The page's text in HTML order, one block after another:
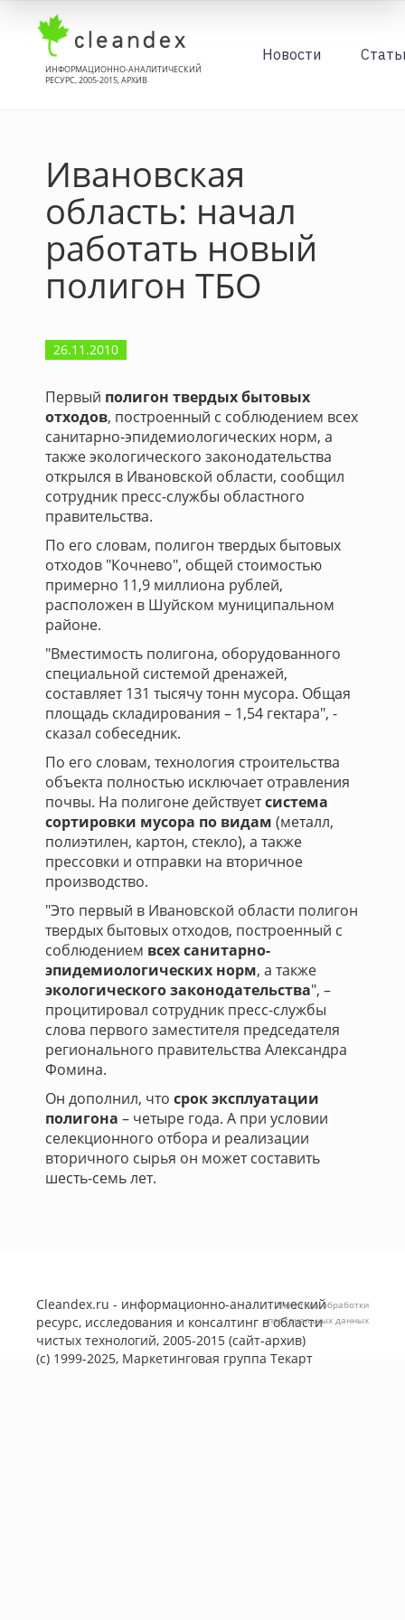
ИНФОРМАЦИОННО-АНАЛИТИЧЕСКИЙ
РЕСУРС, 2005-2015, АРХИВ
Новости
Ивановская
область: начал
работать новый
полигон ТБО
26.11.2010
Первый полигон твердых бытовых
отходов, построенный с соблюдением всех
санитарно-эпидемиологических норм, а
также экологического законодательства
открылся в Ивановской области, сообщил
сотрудник пресс-службы областного
правительства.
По его словам, полигон твердых бытовых
отходов "Кочнево", общей стоимостью
примерно 11,9 миллиона рублей,
расположен в Шуйском муниципальном
районе.
"Вместимость полигона, оборудованного
специальной системой дренажей,
составляет 131 тысячу тонн мусора. Общая
площадь складирования – 1,54 гектара", -
сказал собеседник.
По его словам, технология строительства
объекта полностью исключает отравления
почвы. На полигоне действуетсистема
сортировки мусора по видам (металл,
полиэтилен, картон, стекло), а также
прессовки и отправки на вторичное
производство.
"Это первый в Ивановской области полигон
твердых бытовых отходов, построенный с
соблюдением всех санитарно-
эпидемиологических норм, а также
экологического законодательства", –
процитировал сотрудник пресс-службы
слова первого заместителя председателя
регионального правительства Александра
Фомина.
Он дополнил, что срок эксплуатации
полигона – четыре года. А при условии
селекционного отбора и реализации
вторичного сырья он может составить
шесть-семь лет.
Cleandex.ru - информационно-аналитический
ресурс, исследования и консалтинг в области
чистых технологий, 2005-2015 (сайт-архив)
(с) 1999-2025, Маркетинговая группа Текарт
Политика обработки
персональных данных